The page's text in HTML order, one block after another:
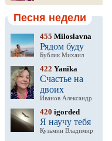
Песня недели
455 Miloslavna
Рядом буду
Бублик Михаил
422 Yanika
Счастье на
двоих
Иванов Александр
420 igorded
Я научу тебя
Кузьмин Владимир